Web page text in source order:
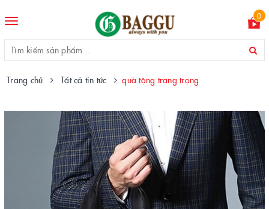
Toggle
0
Trang chủ Tất cả tin tức quà tặng trang trọng